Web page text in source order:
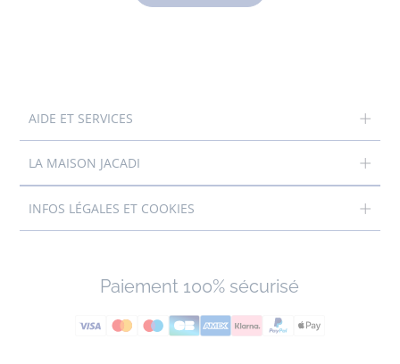
AIDE ET SERVICES
LA MAISON JACADI
INFOS LÉGALES ET COOKIES
Paiement 100% sécurisé